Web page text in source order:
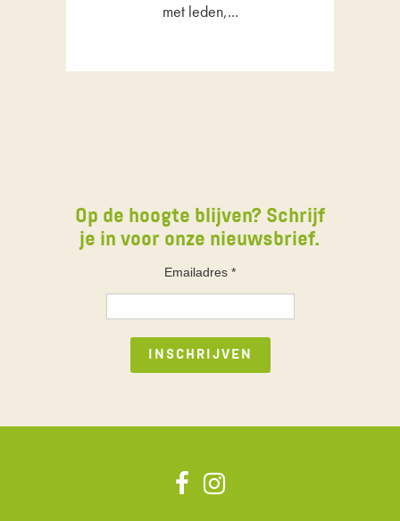
met leden,...
Op de hoogte blijven? Schrijf
je in voor onze nieuwsbrief.
Emailadres *